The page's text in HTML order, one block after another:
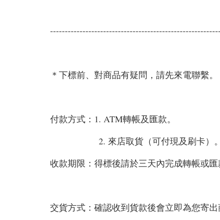
＊下標前、對商品有疑問，請先來電聯繫。
付款方式：1. ATM轉帳及匯款。
2. 來店取貨（可付現及刷卡）。
收款期限：得標後請於三天內完成轉帳或匯
交貨方式：確認收到貨款後會立即為您寄出